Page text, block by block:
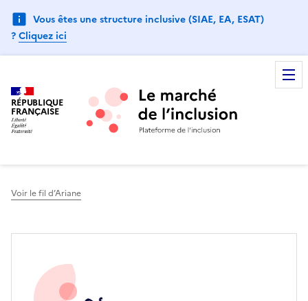
Vous êtes une structure inclusive (SIAE, EA, ESAT)
?Cliquez ici
RÉPUBLIQUE
FRANÇAISE
Voir le fil d’Ariane